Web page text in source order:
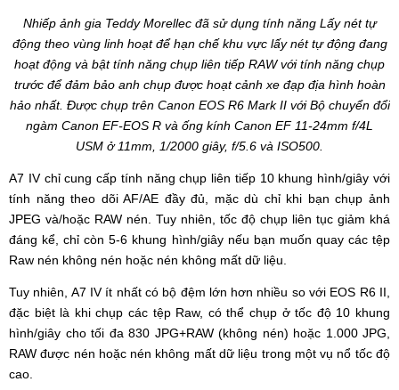
Nhiếp ảnh gia Teddy Morellec đã sử dụng tính năng Lấy nét tự
động theo vùng linh hoạt để hạn chế khu vực lấy nét tự động đang
hoạt động và bật tính năng chụp liên tiếp RAW với tính năng chụp
trước để đảm bảo anh chụp được hoạt cảnh xe đạp địa hình hoàn
hảo nhất. Được chụp trên Canon EOS R6 Mark II với Bộ chuyển đổi
ngàm Canon EF-EOS R và ống kính Canon EF 11-24mm f/4L
USM ở 11mm, 1/2000 giây, f/5.6 và ISO500.
A7 IV chỉ cung cấp tính năng chụp liên tiếp 10 khung hình/giây với
tính năng theo dõi AF/AE đầy đủ, mặc dù chỉ khi bạn chụp ảnh
JPEG và/hoặc RAW nén. Tuy nhiên, tốc độ chụp liên tục giảm khá
đáng kể, chỉ còn 5-6 khung hình/giây nếu bạn muốn quay các tệp
Raw nén không nén hoặc nén không mất dữ liệu.
Tuy nhiên, A7 IV ít nhất có bộ đệm lớn hơn nhiều so với EOS R6 II,
đặc biệt là khi chụp các tệp Raw, có thể chụp ở tốc độ 10 khung
hình/giây cho tối đa 830 JPG+RAW (không nén) hoặc 1.000 JPG,
RAW được nén hoặc nén không mất dữ liệu trong một vụ nổ tốc độ
cao.